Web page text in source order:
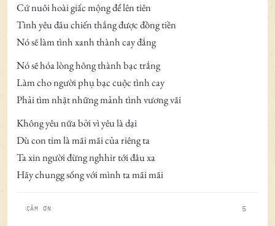
Cứ nuôi hoài giấc mộng để lên tiên
Tình yêu đâu chiến thắng được đồng tiền
Nó sẽ làm tình xanh thành cay đắng
Nó sẽ hóa lòng hông thành bạc trắng
Làm cho người phụ bạc cuộc tình cay
Phải tìm nhặt những mảnh tình vương vãi
Không yêu nữa bởi vì yêu là dại
Dù con tim là mãi mãi của riêng ta
Ta xin người đừng nghhir tới đâu xa
Hãy chungg sống với mình ta mãi mãi
CẢM ƠN 5